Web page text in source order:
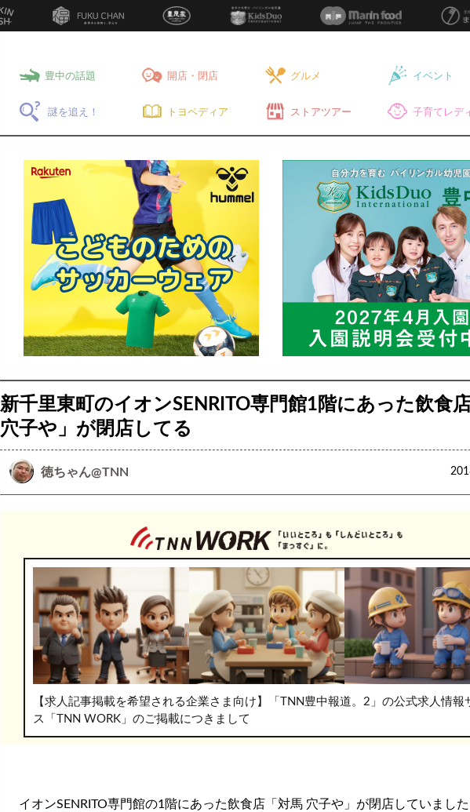
豊中の話題 開店・閉店 グルメ イベント
謎を追え！ トヨペディア ストアツアー 子育てレデ
新千里東町のイオンSENRITO専門館1階にあった飲食
穴子や」が閉店してる
徳ちゃん@TNN
【求人記事掲載を希望される企業さま向け】「TNN豊中報道。2」の公式求人情報
ス「TNN WORK」のご掲載につきまして
イオンSENRITO専門館の1階にあった飲食店「対馬 穴子や」が閉店していまし